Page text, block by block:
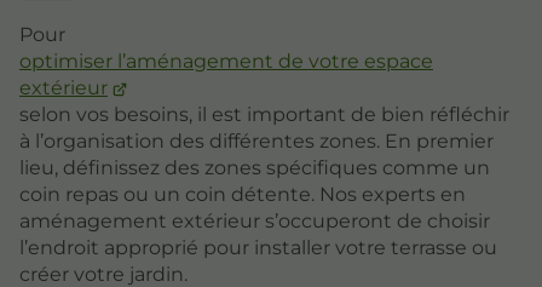
Pour
optimiser l’aménagement de votre espace
extérieur
selon vos besoins, il est important de bien réfléchir
à l’organisation des différentes zones. En premier
lieu, définissez des zones spécifiques comme un
coin repas ou un coin détente. Nos experts en
aménagement extérieur s’occuperont de choisir
l’endroit approprié pour installer votre terrasse ou
créer votre jardin.